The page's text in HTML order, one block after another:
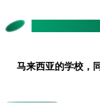
马来西亚的学校，